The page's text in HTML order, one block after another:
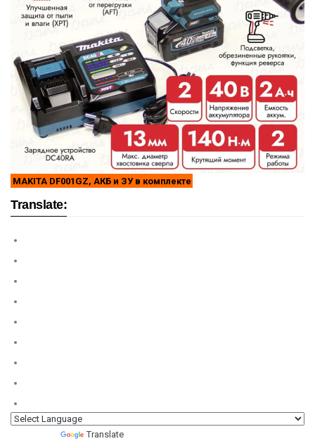
MAKITA DF001GZ, АКБ и ЗУ в комплекте
Translate:
Translate